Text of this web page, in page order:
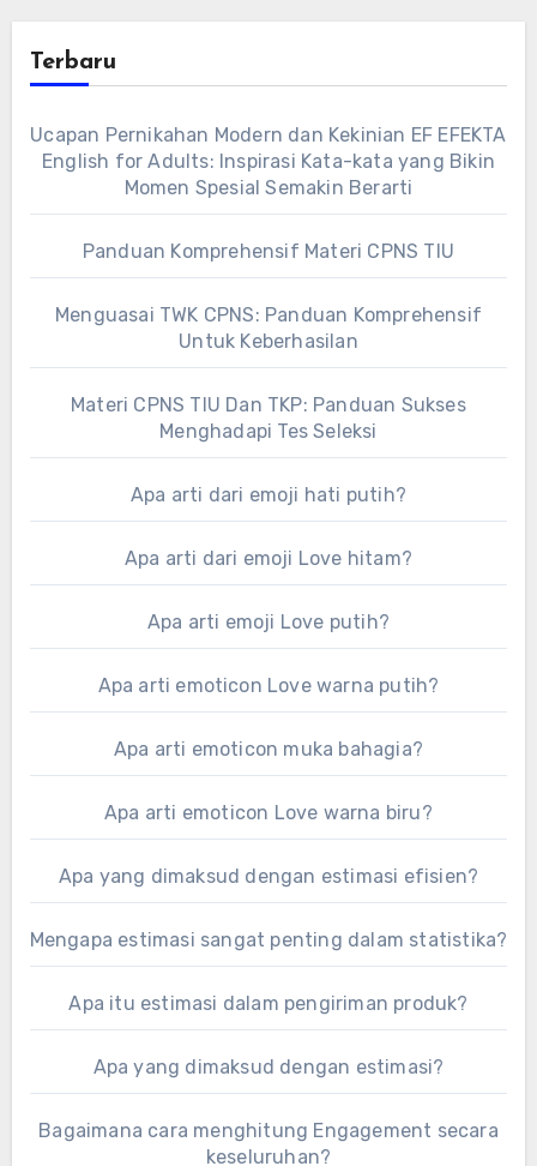
Terbaru
Ucapan Pernikahan Modern dan Kekinian EF EFEKTA
English for Adults: Inspirasi Kata-kata yang Bikin
Momen Spesial Semakin Berarti
Panduan Komprehensif Materi CPNS TIU
Menguasai TWK CPNS: Panduan Komprehensif
Untuk Keberhasilan
Materi CPNS TIU Dan TKP: Panduan Sukses
Menghadapi Tes Seleksi
Apa arti dari emoji hati putih?
Apa arti dari emoji Love hitam?
Apa arti emoji Love putih?
Apa arti emoticon Love warna putih?
Apa arti emoticon muka bahagia?
Apa arti emoticon Love warna biru?
Apa yang dimaksud dengan estimasi efisien?
Mengapa estimasi sangat penting dalam statistika?
Apa itu estimasi dalam pengiriman produk?
Apa yang dimaksud dengan estimasi?
Bagaimana cara menghitung Engagement secara
keseluruhan?